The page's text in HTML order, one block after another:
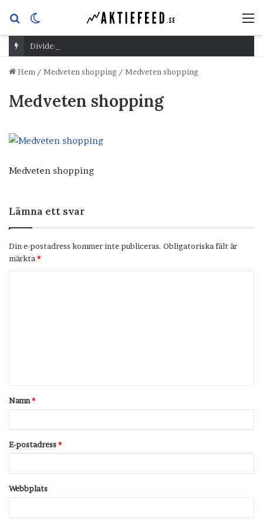
Sök
efterskin
Dividend Overshoot Day
Hem / Medveten shopping / Medveten shopping
Medveten shopping
Medveten shopping
Lämna ett svar
Din e-postadress kommer inte publiceras. Obligatoriska fält är
märkta *
t
a
Namn*
E-postadress*
Webbplats